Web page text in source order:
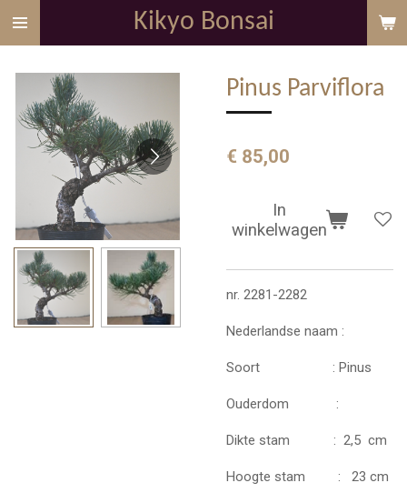
Ga
direct
hoofdinhoud
Kikyo Bonsai
Pinus Parviflora
€ 85,00
In
winkelwagen
nr. 2281-2282
Nederlandse naam :
Soort : Pinus
Ouderdom :
Dikte stam : 2,5 cm
Hoogte stam : 23 cm